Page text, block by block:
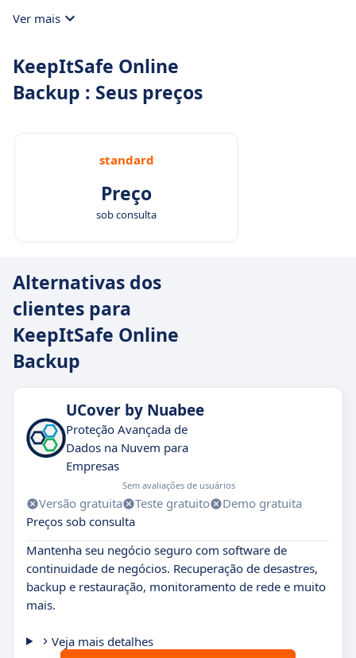
Ver mais
KeepItSafe Online
Backup : Seus preços
standard
Preço
sob consulta
Alternativas dos
clientes para
KeepItSafe Online
Backup
UCover by Nuabee
Proteção Avançada de
Dados na Nuvem para
Empresas
Sem avaliações de usuários
Versão gratuita Teste gratuito
Demo gratuita
Preços sob consulta
Mantenha seu negócio seguro com software de
continuidade de negócios. Recuperação de desastres,
backup e restauração, monitoramento de rede e muito
mais.
Veja mais detalhes